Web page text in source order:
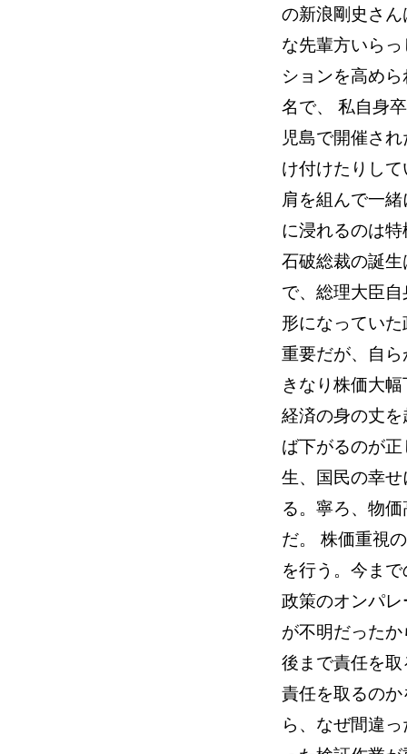
の新浪剛史さ
な先輩方いら
ションを高め
名で、 私自身
児島で開催さ
け付けたりし
肩を組んで一
に浸れるのは
石破総裁の誕
で、総理大臣
形になってい
重要だが、自
きなり株価大
経済の身の丈
ば下がるのが
生、国民の幸
る。寧ろ、物
だ。 株価重視
を行う。今ま
政策のオンパ
が不明だった
後まで責任を
責任を取るの
ら、なぜ間違